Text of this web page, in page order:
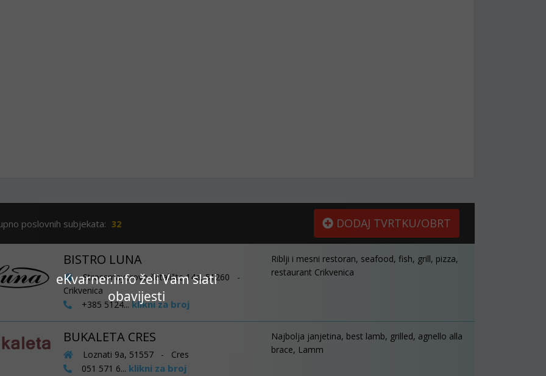
eKvarner.info želi Vam slati
obavijesti
poslovnih subjekata: 32 DODAJ TVRTKU/OBRT
BISTRO LUNA
Strossmayerovo šetalište 14a, 51260 -
Crikvenica
+385 5124... klikni za broj
Riblji i mesni restoran, seafood, fish, grill, pizza,
restaurant Crikvenica
BUKALETA CRES
Loznati 9a, 51557 - Cres
051 571 6... klikni za broj
Najbolja janjetina, best lamb, grilled, agnello alla
brace, Lamm